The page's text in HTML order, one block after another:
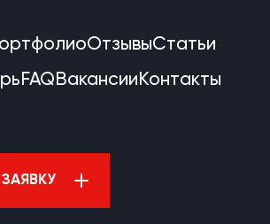
ОтзывыСтатьи
FAQВакансииКонтакты